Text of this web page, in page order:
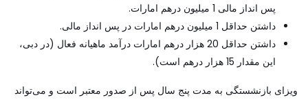
پس انداز مالی 1 میلیون درهم امارات.
داشتن حداقل 1 میلیون درهم امارات در پس انداز مالی.
داشتن حداقل 20 هزار درهم امارات درآمد ماهیانه فعال (در دبی،
این مقدار 15 هزار درهم است).
ویزای بازنشستگی به مدت پنج سال پس از صدور معتبر است و می‌تواند